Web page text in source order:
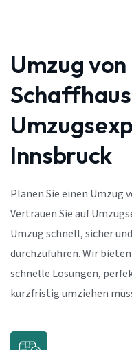
Umzug
Innsbruck
Planen Sie einen Umzug
Vertrauen Sie auf
Umzug schnell, sicher
durchzuführen. Wir
schnelle Lösungen,
kurzfristig umziehen